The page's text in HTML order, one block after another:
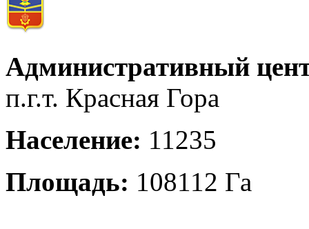
Административный
п.г.т. Красная Гора
Население: 11235
Площадь: 108112 Га